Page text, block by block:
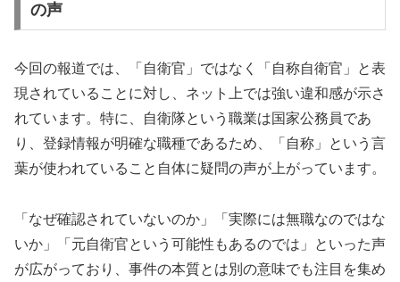
の声
今回の報道では、「自衛官」ではなく「自称自衛官」と表
現されていることに対し、ネット上では強い違和感が示さ
れています。特に、自衛隊という職業は国家公務員であ
り、登録情報が明確な職種であるため、「自称」という言
葉が使われていること自体に疑問の声が上がっています。
「なぜ確認されていないのか」「実際には無職なのではな
いか」「元自衛官という可能性もあるのでは」といった声
が広がっており、事件の本質とは別の意味でも注目を集め